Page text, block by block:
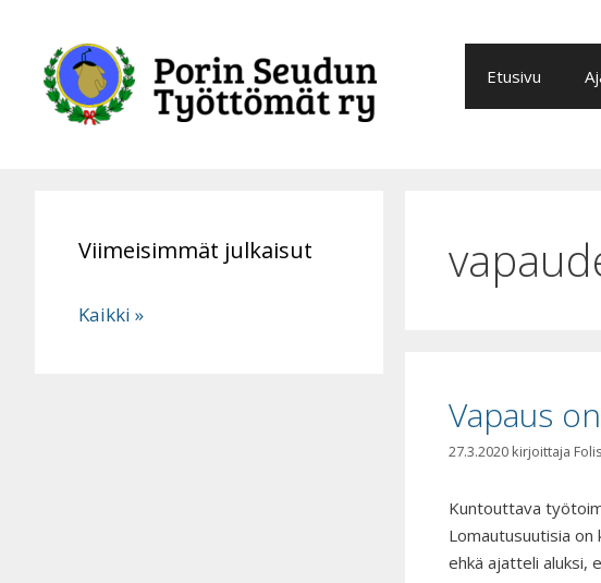
Etusivu
Vapaus
27.3.2020 kirjoittaja Folis
Kuntouttava
Lomautusuutisia on
ehkä ajatteli aluksi,
Viimeisimmät julkaisut
Kaikki »